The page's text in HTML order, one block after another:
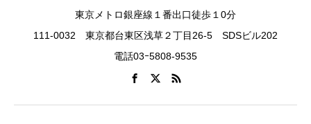
東京メトロ銀座線１番出口徒歩１0分
111-0032 東京都台東区浅草２丁目26-5 SDSビル202
電話03ｰ5808-9535